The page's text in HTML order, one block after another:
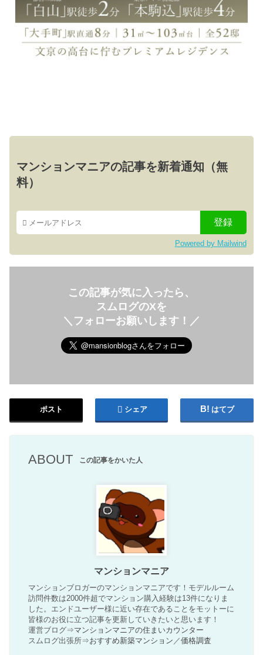
マンションマニアの記事を新着通知（無
料）
Powered by Mailwind
この記事が気に入ったら、
スムログのXを
＼フォローお願いします！／
ポスト シェア はてブ
ABOUT この記事をかいた人
マンションマニア
マンションブロガーのマンションマニアです！モデルルーム
訪問件数は2000件超でマンション購入経験は13件になりま
した。エンドユーザー様に近い存在であることをモットーに
皆様のお役に立つ記事を更新していきたいと思います！
運営ブログ⇒マンションマニアの住まいカウンター
スムログ出張所⇒おすすめ新築マンション ／価格調査